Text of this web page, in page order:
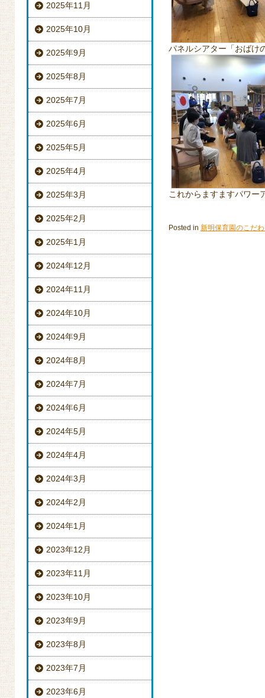
2025年11月
2025年10月
2025年9月
2025年8月
2025年7月
2025年6月
2025年5月
2025年4月
2025年3月
2025年2月
2025年1月
2024年12月
2024年11月
2024年10月
2024年9月
2024年8月
2024年7月
2024年6月
2024年5月
2024年4月
2024年3月
2024年2月
2024年1月
2023年12月
2023年11月
2023年10月
2023年9月
2023年8月
2023年7月
2023年6月
パネルシアター「おばけ
これからますますパワー
Posted in 新明保育園のこだ